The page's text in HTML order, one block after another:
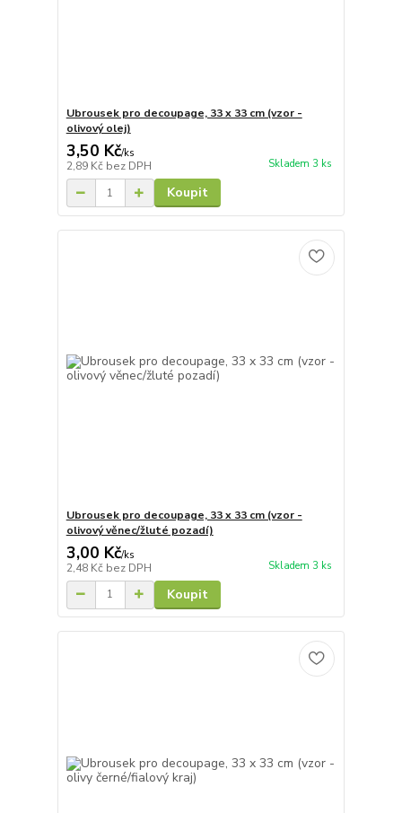
Ubrousek pro decoupage, 33 x 33 cm (vzor -
olivový olej)
3,50 Kč/ks
2,89 Kč bez DPH Skladem 3 ks
Koupit
Ubrousek pro decoupage, 33 x 33 cm (vzor -
olivový věnec/žluté pozadí)
3,00 Kč/ks
2,48 Kč bez DPH Skladem 3 ks
Koupit